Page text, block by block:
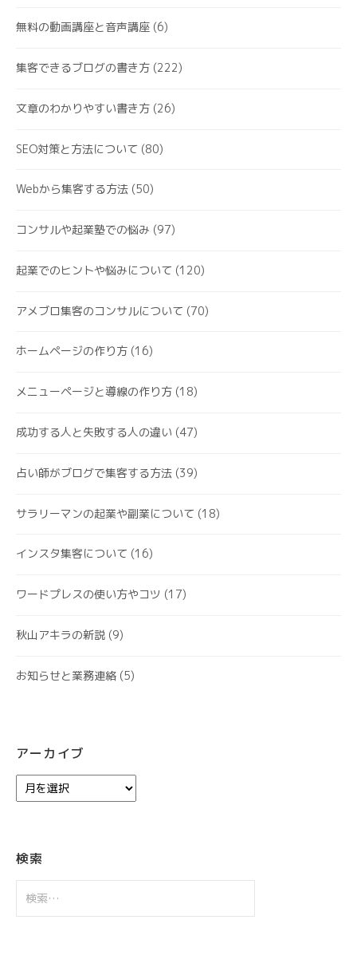
無料の動画講座と音声講座 (6)
集客できるブログの書き方 (222)
文章のわかりやすい書き方 (26)
SEO対策と方法について (80)
Webから集客する方法 (50)
コンサルや起業塾での悩み (97)
起業でのヒントや悩みについて (120)
アメブロ集客のコンサルについて (70)
ホームページの作り方 (16)
メニューページと導線の作り方 (18)
成功する人と失敗する人の違い (47)
占い師がブログで集客する方法 (39)
サラリーマンの起業や副業について (18)
インスタ集客について (16)
ワードプレスの使い方やコツ (17)
秋山アキラの新説 (9)
お知らせと業務連絡 (5)
アーカイブ
ー
ブ
検索
索: